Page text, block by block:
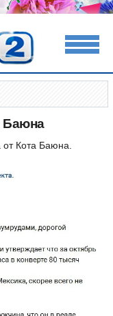
Баюна
Кота Баюна.